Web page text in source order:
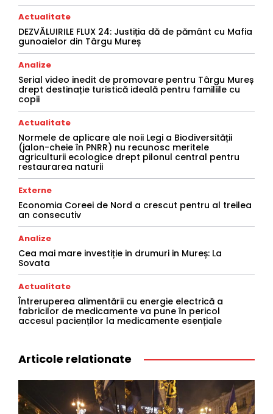
Actualitate
DEZVĂLUIRILE FLUX 24: Justiția dă de pământ cu Mafia
gunoaielor din Târgu Mureș
Analize
Serial video inedit de promovare pentru Târgu Mureș
drept destinație turistică ideală pentru familiile cu
copii
Actualitate
Normele de aplicare ale noii Legi a Biodiversității
(jalon-cheie în PNRR) nu recunosc meritele
agriculturii ecologice drept pilonul central pentru
restaurarea naturii
Externe
Economia Coreei de Nord a crescut pentru al treilea
an consecutiv
Analize
Cea mai mare investiție in drumuri in Mureș: La
Sovata
Actualitate
Întreruperea alimentării cu energie electrică a
fabricilor de medicamente va pune în pericol
accesul pacienților la medicamente esențiale
Articole relationate